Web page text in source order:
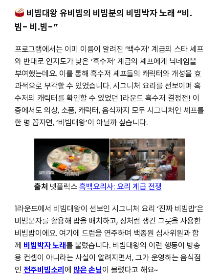
비빔대왕 유비빔의 비빔분의 비빔박자 노래 “비.
빔- 비.빔-”
프로그램에서는 이미 이름이 알려진 ‘백수저’ 계급의 스타 셰프
와 반대로 인지도가 낮은 ‘흑수저’ 계급의 셰프에게 닉네임을
부여했는데요. 이를 통해 흑수저 셰프들의 캐릭터와 개성을 효
과적으로 부각할 수 있었습니다. 시그니처 요리를 선보이며 흑
수저의 캐릭터를 확인할 수 있었던 1라운드 흑수저 결정전! 이
중에서도 의상, 소품, 캐릭터, 음식까지 모두 시그니처인 셰프를
한 명 꼽자면, ‘비빔대왕’이 아닐까 싶습니다.
출처 넷플릭스흑백요리사: 요리 계급 전쟁
1라운드에서 비빔대왕이 선보인 시그니처 요리 ‘진짜 비빔밥’은
비빔문자를 활용해 밥을 배치하고, 징처럼 생긴 그릇을 사용한
비빔밥이에요. 여기에 드럼을 연주하며 백종원 심사위원과 함
께 비빔박자 노래를 불렀습니다. 비빔대왕의 이런 행동이 방송
용 컨셉이 아니라는 사실이 알려지면서, 그가 운영하는 음식점
인 전주비빔소리에 많은 손님이 몰렸다고 해요~